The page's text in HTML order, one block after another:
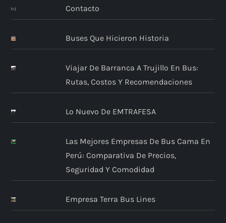
Contacto
Buses Que Hicieron Historia
Viajar De Barranca A Trujillo En Bus:
Rutas, Costos Y Recomendaciones
Lo Nuevo De EMTRAFESA
Las Mejores Empresas De Bus Cama En
Perú: Comparativa De Precios,
Seguridad Y Comodidad
Empresa Terra Bus Lines